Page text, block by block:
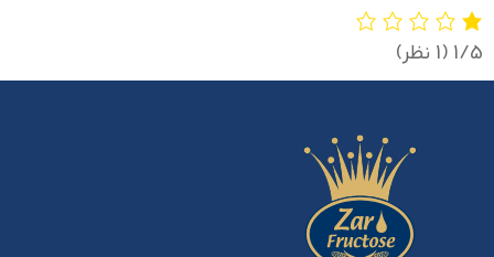
‫1/5 ‫(1 نظر)